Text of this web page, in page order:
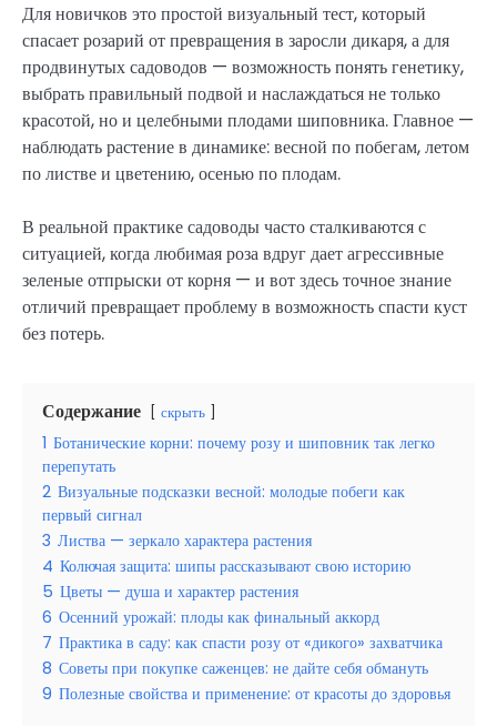
Для новичков это простой визуальный тест, который
спасает розарий от превращения в заросли дикаря, а для
продвинутых садоводов — возможность понять генетику,
выбрать правильный подвой и наслаждаться не только
красотой, но и целебными плодами шиповника. Главное —
наблюдать растение в динамике: весной по побегам, летом
по листве и цветению, осенью по плодам.
В реальной практике садоводы часто сталкиваются с
ситуацией, когда любимая роза вдруг дает агрессивные
зеленые отпрыски от корня — и вот здесь точное знание
отличий превращает проблему в возможность спасти куст
без потерь.
Содержание скрыть
1 Ботанические корни: почему розу и шиповник так легко
перепутать
2 Визуальные подсказки весной: молодые побеги как
первый сигнал
3 Листва — зеркало характера растения
4 Колючая защита: шипы рассказывают свою историю
5 Цветы — душа и характер растения
6 Осенний урожай: плоды как финальный аккорд
7 Практика в саду: как спасти розу от «дикого» захватчика
8 Советы при покупке саженцев: не дайте себя обмануть
9 Полезные свойства и применение: от красоты до здоровья